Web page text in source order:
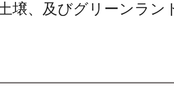
壌、及びグリーンラン